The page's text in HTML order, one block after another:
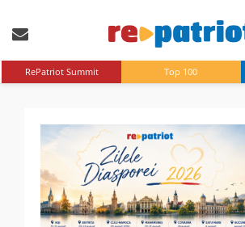
RePatriot Summit Top 100